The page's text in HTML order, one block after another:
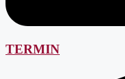
TERMIN